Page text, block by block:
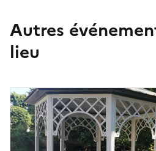
Autres
lieu